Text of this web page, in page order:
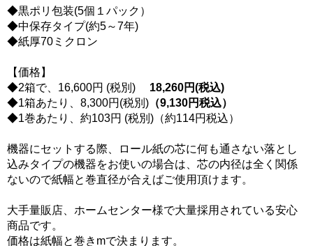
◆黒ポリ包装(5個１パック）
◆中保存タイプ(約5～7年)
◆紙厚70ミクロン
【価格】
◆2箱で、16,600円 (税別)
18,260円(税込)
◆1箱あたり、8,300円(税別) （9,130円税込）
◆1巻あたり、約103円 (税別)（約114円税込）
機器にセットする際、ロール紙の芯に何も通さない落とし
込みタイプの機器をお使いの場合は、芯の内径は全く関係
ないので紙幅と巻直径が合えばご使用頂けます。
大手量販店、ホームセンター様で大量採用されている安心
商品です。
価格は紙幅と巻きmで決まります。